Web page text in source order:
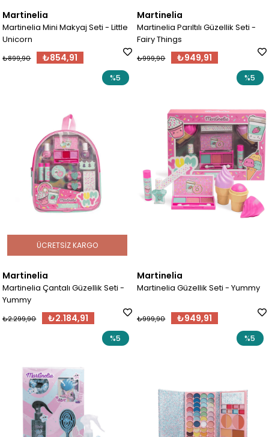
Martinelia
Martinelia Mini Makyaj Seti - Little
Unicorn
₺854,91
₺899,90
Martinelia
Martinelia Parıltılı Güzellik Seti -
Fairy Things
₺949,91
₺999,90
Martinelia
Martinelia Çantalı Güzellik Seti -
Yummy
₺2.184,91
₺2.299,90
%5
ÜCRETSIZ KARGO
Martinelia
Martinelia Güzellik Seti - Yummy
₺949,91
₺999,90
%5
%5 %5